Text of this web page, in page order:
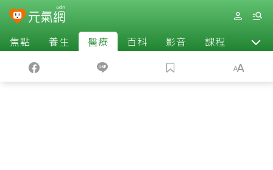
焦點 養生 醫療 百科 影音 課程 退休